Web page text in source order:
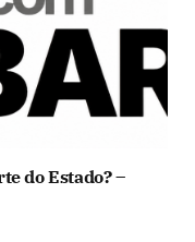
do Estado? –